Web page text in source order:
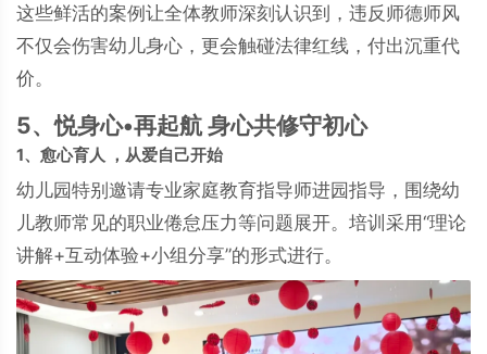
这些鲜活的案例让全体教师深刻认识到，违反师德师风
不仅会伤害幼儿身心，更会触碰法律红线，付出沉重代
价。
5、悦身心•再起航 身心共修守初心
1、愈心育人 ，从爱自己开始
幼儿园特别邀请专业家庭教育指导师进园指导，围绕幼
儿教师常见的职业倦怠压力等问题展开。培训采用“理论
讲解+互动体验+小组分享”的形式进行。